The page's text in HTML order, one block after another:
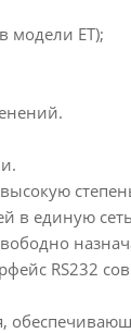
модели ET);
единую
RS232